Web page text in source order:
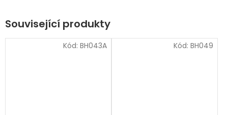
Související produkty
Kód: BH043A Kód: BH049